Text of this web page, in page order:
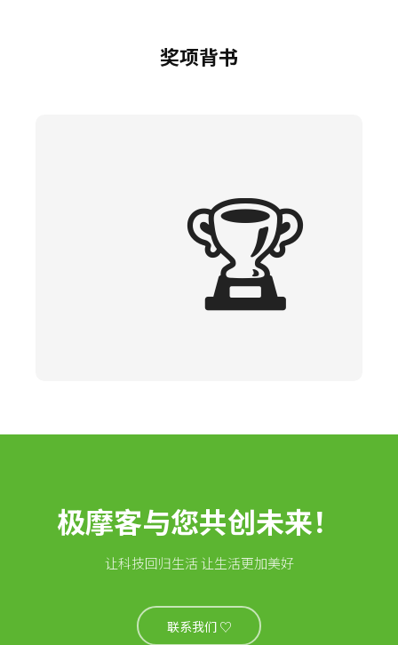
奖项背书
🏆
极摩客与您共创未来！
让科技回归生活 让生活更加美好
联系我们 ♡